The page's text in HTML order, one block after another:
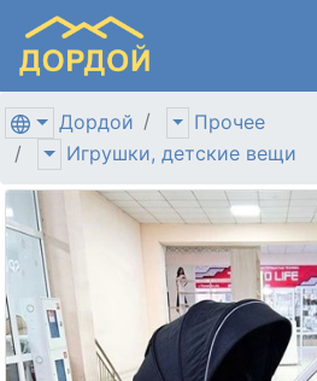
Дордой
Прочее
Игрушки, детские вещи